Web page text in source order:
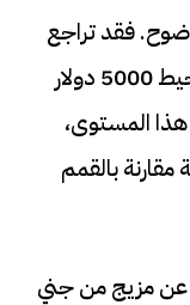
بوضوح. فقد تراجع
سعر الذهب خلال ساعات المساء إلى محيط 5000 دولار
المستوى،
بين 6 و8 في المئة مقارنة بالقمم
عن مزيج من جني